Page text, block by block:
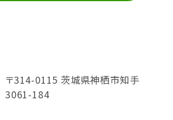
〒314-0115 茨城県神栖市知手
3061-184